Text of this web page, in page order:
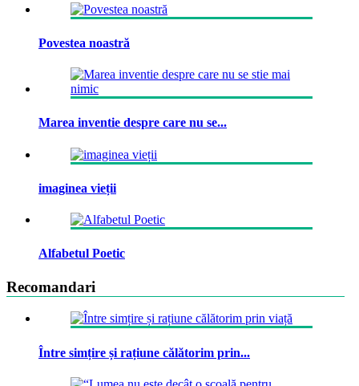
Povestea noastră
Marea inventie despre care nu se...
imaginea vieții
Alfabetul Poetic
Recomandari
Între simțire și rațiune călătorim prin...